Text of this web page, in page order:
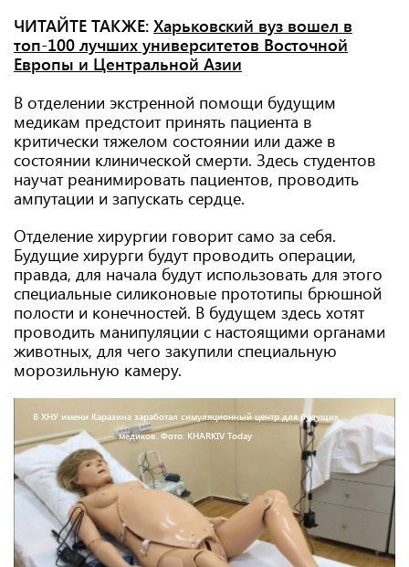
ЧИТАЙТЕ ТАКЖЕ: Харьковский вуз вошел в
топ-100 лучших университетов Восточной
Европы и Центральной Азии
В отделении экстренной помощи будущим
медикам предстоит принять пациента в
критически тяжелом состоянии или даже в
состоянии клинической смерти. Здесь студентов
научат реанимировать пациентов, проводить
ампутации и запускать сердце.
Отделение хирургии говорит само за себя.
Будущие хирурги будут проводить операции,
правда, для начала будут использовать для этого
специальные силиконовые прототипы брюшной
полости и конечностей. В будущем здесь хотят
проводить манипуляции с настоящими органами
животных, для чего закупили специальную
морозильную камеру.
В ХНУ имени Каразина заработал симуляционный центр для будущих
медиков. Фото: KHARKIV Today